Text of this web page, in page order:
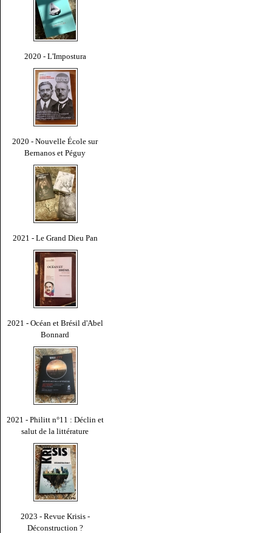
2020 - L'Impostura
2020 - Nouvelle École sur
Bernanos et Péguy
2021 - Le Grand Dieu Pan
2021 - Océan et Brésil d'Abel
Bonnard
2021 - Philitt n°11 : Déclin et
salut de la littérature
2023 - Revue Krisis -
Déconstruction ?